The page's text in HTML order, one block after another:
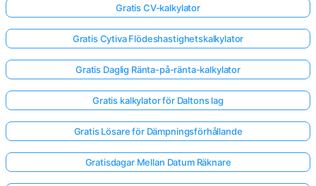
Gratis CV-kalkylator
Gratis Cytiva Flödeshastighetskalkylator
Gratis Daglig Ränta-på-ränta-kalkylator
Gratis kalkylator för Daltons lag
Gratis Lösare för Dämpningsförhållande
Gratisdagar Mellan Datum Räknare